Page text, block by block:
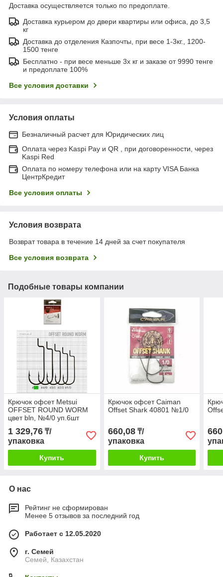
Доставка осуществляется только по предоплате.
Доставка курьером до двери квартиры или офиса, до 3,5
кг
Доставка до отделения Казпочты, при весе 1-3кг., 1200-
1500 тенге
Бесплатно - при весе меньше 3х кг и заказе от 9990 тенге
и предоплате 100%
Все условия доставки
Условия оплаты
Безналичный расчет для Юридических лиц
Оплата через Kaspi Pay и QR , при договоренности, через
Kaspi Red
Оплата по номеру телефона или на карту VISA Банка
ЦентрКредит
Все условия оплаты
Условия возврата
Возврат товара в течение 14 дней за счет покупателя
Все условия возврата
Подобные товары компании
Крючок офсет Metsui
OFFSET ROUND WORM
цвет bln, №4/0 уп.6шт
1 329,76 ₸/
упаковка
Купить
Крючок офсет Caiman
Offset Shark 40801 №1/0
660,08₸/
упаковка
Купить
О нас
Рейтинг не сформирован
Менее 5 отзывов за последний год
Работает с 12.05.2020
г. Семей
Семей, Казахстан